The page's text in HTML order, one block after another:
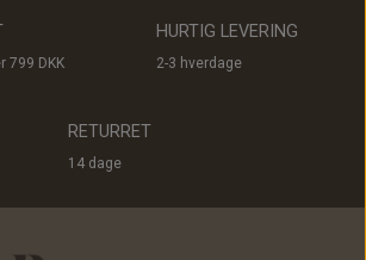
799 DKK
HURTIG LEVERING
2-3 hverdage
RETURRET
14 dage